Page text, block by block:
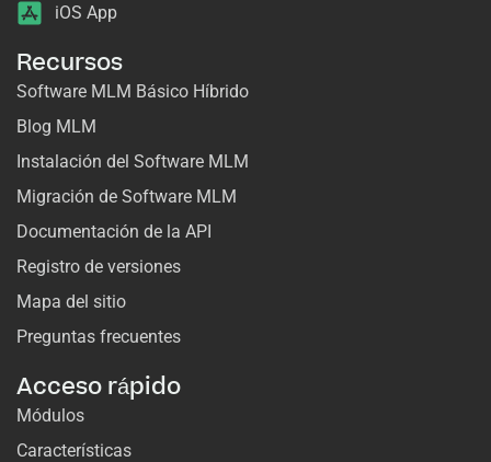
iOS App
Recursos
Software MLM Básico Híbrido
Blog MLM
Instalación del Software MLM
Migración de Software MLM
Documentación de la API
Registro de versiones
Mapa del sitio
Preguntas frecuentes
Acceso rápido
Módulos
Características